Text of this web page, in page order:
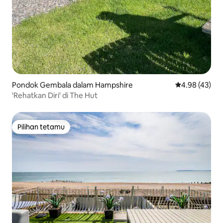
Pondok Gembala dalam Hampshire Penarafan
4.98 (43)
'Rehatkan Diri' di The Hut
Pilihan tetamu
Pilihan tetamu